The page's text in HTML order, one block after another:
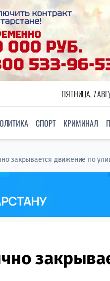
ПЯТНИЦА, 7
СПОРТ КРИМИНАЛ
закрывается движение по